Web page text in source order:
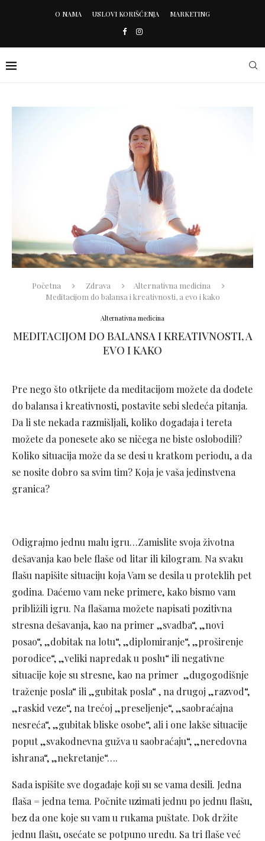
O NAMA USLOVI KORIŠĆENJA MARKETING
Početna Zdrava
Alternativna medicina
Meditacijom do balansa i kreativnosti, a evo i kako
Alternativna medicina
MEDITACIJOM DO BALANSA I KREATIVNOSTI, A
EVO I KAKO
Pre nego što otkrijete da meditacijom možete da dođete
do balansa i kreativnosti, postavite sebi sledeća pitanja.
Da li ste nekada razmišljali, koliko događaja i tereta
možete da ponesete ako se ničega ne biste oslobodili?
Koliko situacija može da se desi u kratkom periodu, a da
se nosite dobro sa svim tim? Koja je vaša jedinstvena
granica?
Odigrajmo jednu malu igru…Zamislite svoja životna
dešavanja kao bele flaše od litar ili kilogram. Na svaku
flašu napišite situaciju koja Vam se desila u proteklih pet
godina. Daćemo vam neke primere, kako bismo vam
približili igru. Na flašama možete napisati pozitivna
stresna dešavanja, kao na primer „svadba“, „novi
posao“, „dobitak na lotu“, „diplomiranje“, „proširenje
porodice“, „veliki napredak u poslu“ ili negativne
situacije koje su stresne, kao na primer „dugogodišnje
traženje posla“ ili „gubitak posla“ , na drugoj „razvod“,
„raskid veze“, na trećoj „preseljenje“, „saobraćajna
nesreća“, „gubitak bliske osobe“, ali i one lakše situacije
poput „svakodnevna gužva u saobraćaju“, „neredovna
ishrana“, „nekretanje“….
Sada ispišite sve događaje koji su se vama desili. Jedna
flaša = jedna tema. Počnite uzimati jednu po jednu flašu,
bez da one koje su vam u rukama puštate. Dok držite
jednu flašu, osećate se potpuno uredu. Sa tri flaše već